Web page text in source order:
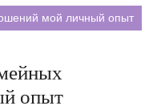
мой личный опыт
опыт